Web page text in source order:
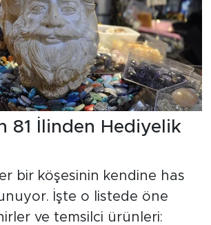
81 İlinden Hediyelik
bir köşesinin kendine has
İşte o listede öne
ve temsilci ürünleri: